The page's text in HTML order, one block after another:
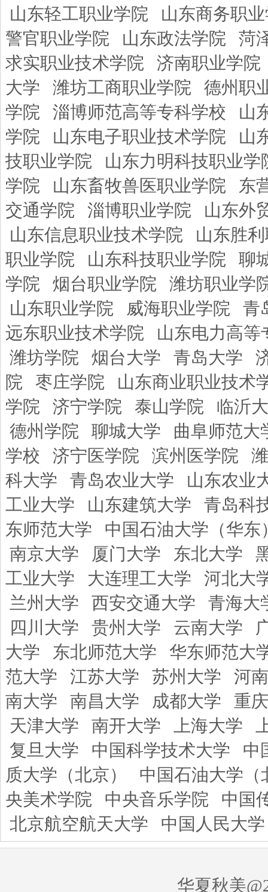
山东轻工职业学院
山东商务职
警官职业学院
山东政法学院
菏
求实职业技术学院
济南职业学院
大学
潍坊工商职业学院
德州职
学院
淄博师范高等专科学校
山
学院
山东电子职业技术学院
山
技职业学院
山东力明科技职业学
学院
山东畜牧兽医职业学院
东
交通学院
淄博职业学院
山东外
山东信息职业技术学院
山东胜
职业学院
山东科技职业学院
聊
学院
烟台职业学院
潍坊职业学
山东职业学院
威海职业学院
青
远东职业技术学院
山东电力高等
潍坊学院
烟台大学 青岛大学
院
枣庄学院
山东商业职业技术
学院
济宁学院 泰山学院
临沂
德州学院
聊城大学
曲阜师范大
学校
济宁医学院 滨州医学院
科大学
青岛农业大学
山东农业
工业大学
山东建筑大学
青岛科
东师范大学
中国石油大学（华东
南京大学
厦门大学 东北大学
工业大学
大连理工大学
河北大
兰州大学
西安交通大学
青海大
四川大学
贵州大学 云南大学
大学
东北师范大学
华东师范大
范大学
江苏大学 苏州大学
河
南大学
南昌大学 成都大学
重
天津大学
南开大学 上海大学
复旦大学
中国科学技术大学
中
质大学（北京）
中国石油大学（
央美术学院
中央音乐学院
中国
北京航空航天大学
中国人民大学
华夏秋美